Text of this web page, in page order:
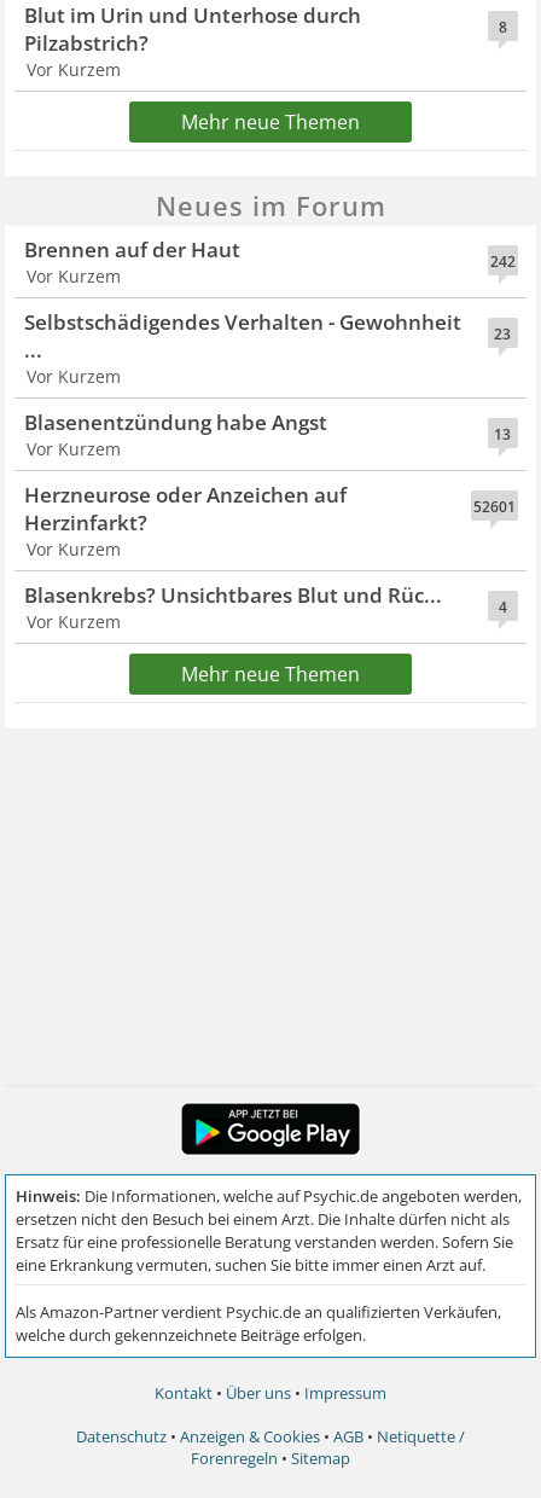
8
Blut im Urin und Unterhose durch
Pilzabstrich?
Vor Kurzem
Mehr neue Themen
Neues im Forum
242
Brennen auf der Haut
Vor Kurzem
23
Selbstschädigendes Verhalten - Gewohnheit
...
Vor Kurzem
13
Blasenentzündung habe Angst
Vor Kurzem
52601
Herzneurose oder Anzeichen auf
Herzinfarkt?
Vor Kurzem
4
Blasenkrebs? Unsichtbares Blut und Rüc...
Vor Kurzem
Mehr neue Themen
Kontakt • Über uns • Impressum
Datenschutz • Anzeigen & Cookies • AGB • Netiquette /
Forenregeln • Sitemap